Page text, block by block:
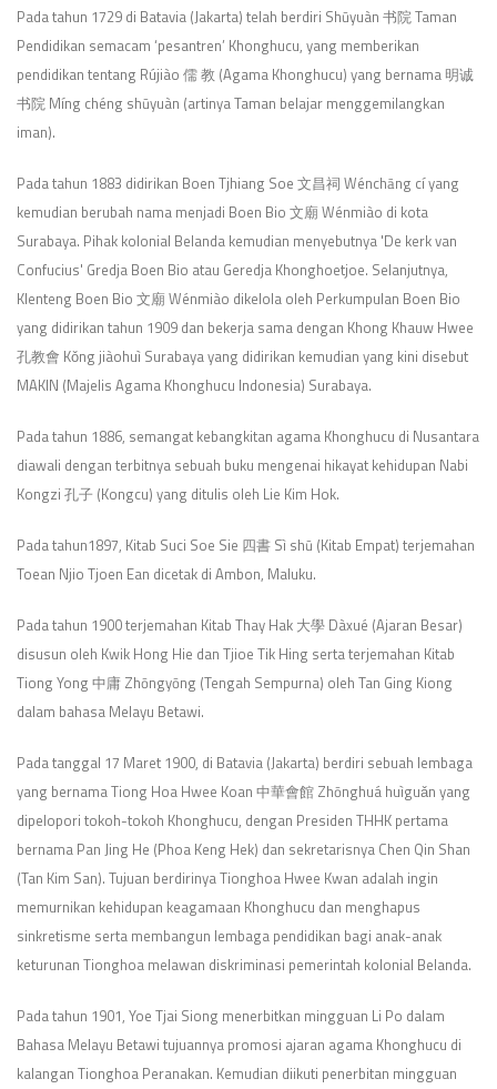
Pada tahun 1729 di Batavia (Jakarta) telah berdiri Shūyuàn 书院 Taman
Pendidikan semacam ‘pesantren’ Khonghucu, yang memberikan
pendidikan tentang Rújiào 儒 教 (Agama Khonghucu) yang bernama 明诚
书院 Míng chéng shūyuàn (artinya Taman belajar menggemilangkan
iman).
Pada tahun 1883 didirikan Boen Tjhiang Soe 文昌祠 Wénchāng cí yang
kemudian berubah nama menjadi Boen Bio 文廟 Wénmiào di kota
Surabaya. Pihak kolonial Belanda kemudian menyebutnya 'De kerk van
Confucius' Gredja Boen Bio atau Geredja Khonghoetjoe. Selanjutnya,
Klenteng Boen Bio 文廟 Wénmiào dikelola oleh Perkumpulan Boen Bio
yang didirikan tahun 1909 dan bekerja sama dengan Khong Khauw Hwee
孔教會 Kǒng jiàohuì Surabaya yang didirikan kemudian yang kini disebut
MAKIN (Majelis Agama Khonghucu Indonesia) Surabaya.
Pada tahun 1886, semangat kebangkitan agama Khonghucu di Nusantara
diawali dengan terbitnya sebuah buku mengenai hikayat kehidupan Nabi
Kongzi 孔子 (Kongcu) yang ditulis oleh Lie Kim Hok.
Pada tahun1897, Kitab Suci Soe Sie 四書 Sì shū (Kitab Empat) terjemahan
Toean Njio Tjoen Ean dicetak di Ambon, Maluku.
Pada tahun 1900 terjemahan Kitab Thay Hak 大學 Dàxué (Ajaran Besar)
disusun oleh Kwik Hong Hie dan Tjioe Tik Hing serta terjemahan Kitab
Tiong Yong 中庸 Zhōngyōng (Tengah Sempurna) oleh Tan Ging Kiong
dalam bahasa Melayu Betawi.
Pada tanggal 17 Maret 1900, di Batavia (Jakarta) berdiri sebuah lembaga
yang bernama Tiong Hoa Hwee Koan 中華會館 Zhōnghuá huìguǎn yang
dipelopori tokoh-tokoh Khonghucu, dengan Presiden THHK pertama
bernama Pan Jing He (Phoa Keng Hek) dan sekretarisnya Chen Qin Shan
(Tan Kim San). Tujuan berdirinya Tionghoa Hwee Kwan adalah ingin
memurnikan kehidupan keagamaan Khonghucu dan menghapus
sinkretisme serta membangun lembaga pendidikan bagi anak-anak
keturunan Tionghoa melawan diskriminasi pemerintah kolonial Belanda.
Pada tahun 1901, Yoe Tjai Siong menerbitkan mingguan Li Po dalam
Bahasa Melayu Betawi tujuannya promosi ajaran agama Khonghucu di
kalangan Tionghoa Peranakan. Kemudian diikuti penerbitan mingguan